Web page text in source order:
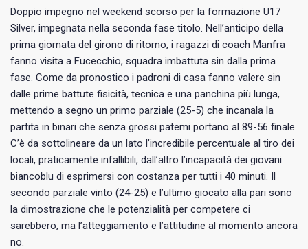
Doppio impegno nel weekend scorso per la formazione U17
Silver, impegnata nella seconda fase titolo. Nell’anticipo della
prima giornata del girono di ritorno, i ragazzi di coach Manfra
fanno visita a Fucecchio, squadra imbattuta sin dalla prima
fase. Come da pronostico i padroni di casa fanno valere sin
dalle prime battute fisicità, tecnica e una panchina più lunga,
mettendo a segno un primo parziale (25-5) che incanala la
partita in binari che senza grossi patemi portano al 89-56 finale.
C’è da sottolineare da un lato l’incredibile percentuale al tiro dei
locali, praticamente infallibili, dall’altro l’incapacità dei giovani
biancoblu di esprimersi con costanza per tutti i 40 minuti. Il
secondo parziale vinto (24-25) e l’ultimo giocato alla pari sono
la dimostrazione che le potenzialità per competere ci
sarebbero, ma l’atteggiamento e l’attitudine al momento ancora
no.